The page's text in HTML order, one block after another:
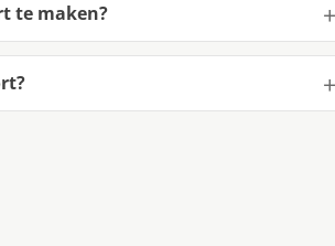
te maken?